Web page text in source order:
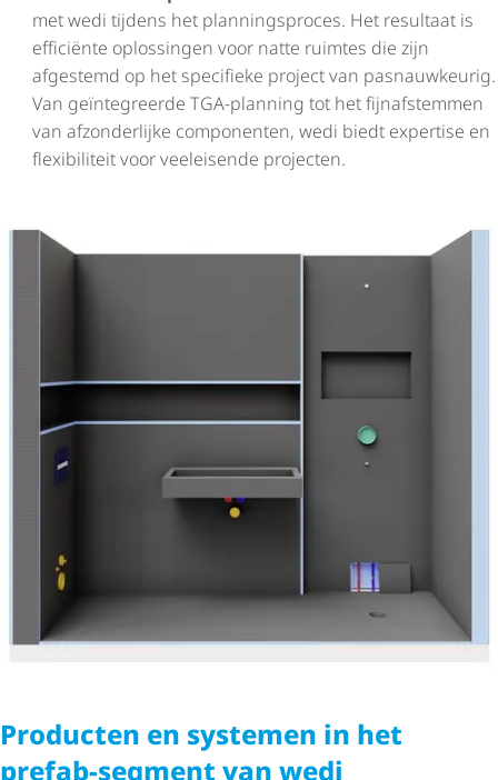
met wedi tijdens het plan­nings­proces. Het resultaat is
efficiënte oplossingen voor natte ruimtes die zijn
afgestemd op het specifieke project van pasnauwkeurig.
Van geïntegreerde TGA-planning tot het fijnafstemmen
van afzonderlijke componenten, wedi biedt expertise en
flexibiliteit voor veeleisende projecten.
Producten en systemen in het
prefab-segment van wedi